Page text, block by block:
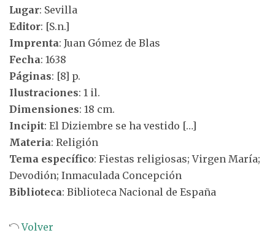
Lugar: Sevilla
Editor: [S.n.]
Imprenta: Juan Gómez de Blas
Fecha: 1638
Páginas: [8] p.
Ilustraciones: 1 il.
Dimensiones: 18 cm.
Incipit: El Diziembre se ha vestido […]
Materia: Religión
Tema específico: Fiestas religiosas; Virgen María;
Devodión; Inmaculada Concepción
Biblioteca: Biblioteca Nacional de España
Volver